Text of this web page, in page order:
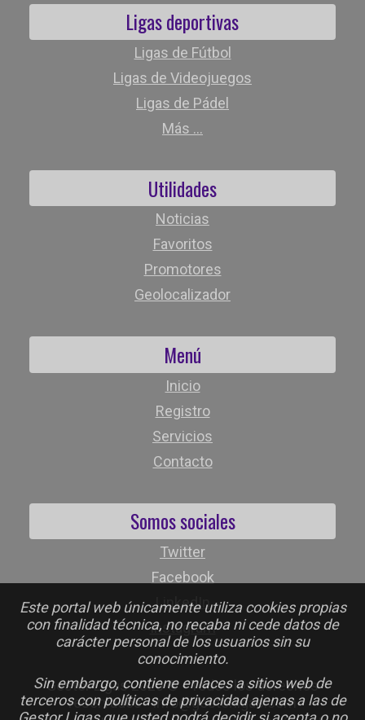
Este portal web únicamente utiliza cookies propias
con finalidad técnica, no recaba ni cede datos de
carácter personal de los usuarios sin su
conocimiento.
Sin embargo, contiene enlaces a sitios web de
terceros con políticas de privacidad ajenas a las de
Ligas deportivas
Ligas de Fútbol
Ligas de Videojuegos
Ligas de Pádel
Más ...
Utilidades
Noticias
Favoritos
Promotores
Geolocalizador
Menú
Inicio
Registro
Servicios
Contacto
Somos sociales
Twitter
Facebook
LinkedIn
Instagram
Gestor Ligas 2026 © - Todos los derechos
reservados - info@gestorligas.com